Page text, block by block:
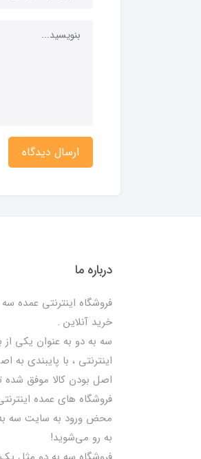
ارسال دیدگاه
درباره ما
فروشگاه اینترنتی عمده
خرید آنلاین .
سه به دو به عنوان یکی از
اینترنتی ، با پایبندی
اصل‌ بودن کالا موفق شده
فروشگاه هاي عمده
محض ورود به سایت سه به
به رو می‌شوید!